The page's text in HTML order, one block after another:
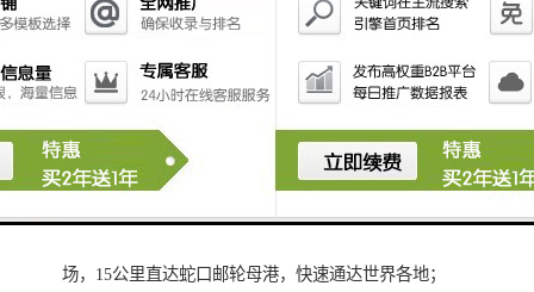
势，商务物管，荣获“深圳物管企业”、“中国物业管理百
强企业”等多重，保持写字楼持续生
命力。
2) 「区域交通优势】商务价值在于地段！前海+宝中两
大地段，享受国际金融配套和成熟文体资源；交通，1号
场，15公里直达蛇口邮轮母港，快速通达世界各地；